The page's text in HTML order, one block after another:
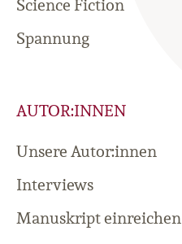
Science Fiction
Spannung
AUTOR:INNEN
Unsere Autor:innen
Interviews
Manuskript einreichen